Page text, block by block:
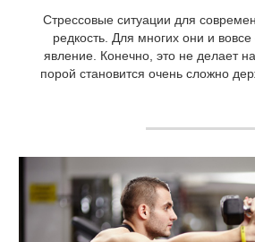
Стрессовые ситуации для
редкость. Для многих они и
явление. Конечно, это не делает
порой становится очень сложно